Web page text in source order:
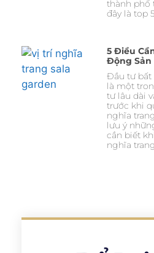
thành phố
đây là top
5 Điều
Động Sản
Đầu tư bất
là một
tư lâu dài
trước khi
nghĩa
lưu ý
cần biết
nghĩa